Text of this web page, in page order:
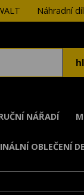
Náhradní
NÁŘADÍ
OBLEČENÍ